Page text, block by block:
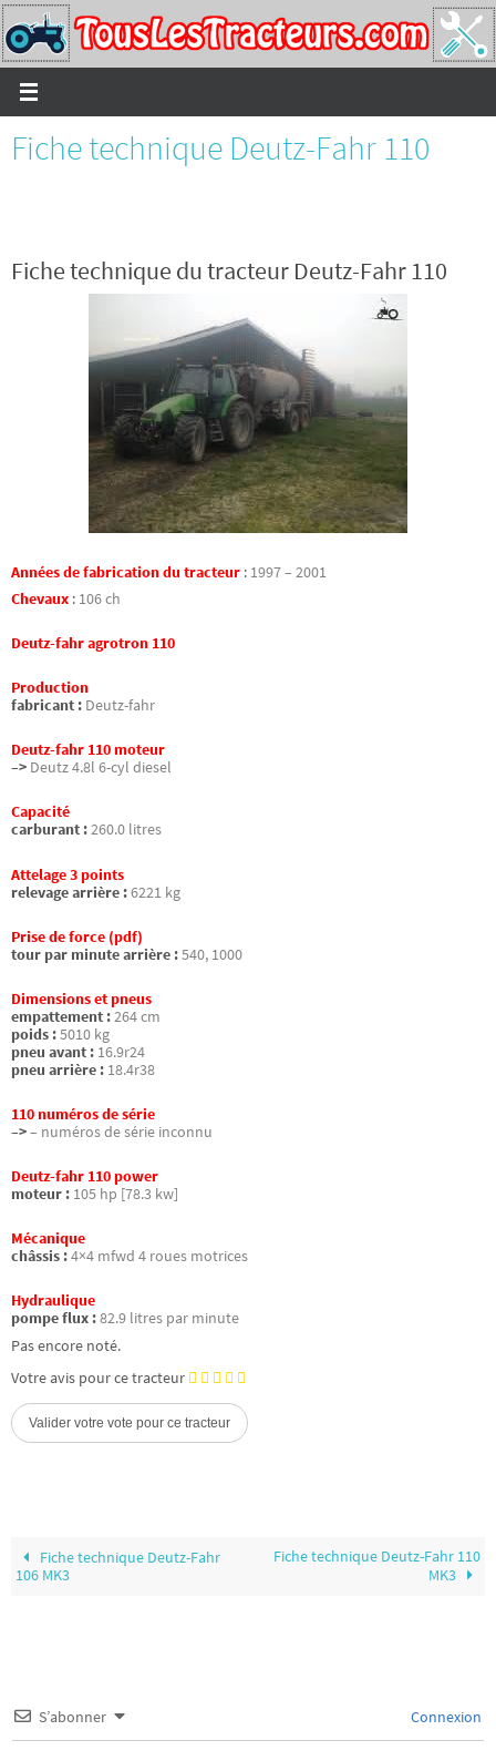
Passer
vers
le
contenu
Fiche technique Deutz-Fahr 110
Fiche technique du tracteur Deutz-Fahr 110
Années de fabrication du tracteur : 1997 – 2001
Chevaux : 106 ch
Deutz-fahr agrotron 110
Production
fabricant : Deutz-fahr
Deutz-fahr 110 moteur
–> Deutz 4.8l 6-cyl diesel
Capacité
carburant :260.0 litres
Attelage 3 points
relevage arrière :6221 kg
Prise de force (pdf)
tour par minute arrière :540, 1000
Dimensions et pneus
empattement :264 cm
poids :5010 kg
pneu avant : 16.9r24
pneu arrière : 18.4r38
110 numéros de série
–>– numéros de série inconnu
Deutz-fahr 110 power
moteur : 105 hp [78.3 kw]
Mécanique
châssis :4×4 mfwd 4 roues motrices
Hydraulique
pompe flux :82.9 litres par minute
Pas encore noté.
Votre avis pour ce tracteur
Fiche technique Deutz-Fahr
106 MK3
Fiche technique Deutz-Fahr 110
MK3
S’abonner Connexion